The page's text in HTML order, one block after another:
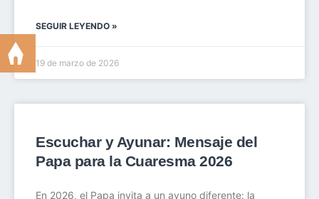
SEGUIR LEYENDO »
19 de marzo de 2026
Escuchar y Ayunar: Mensaje del
Papa para la Cuaresma 2026
En 2026, el Papa invita a un ayuno diferente: la